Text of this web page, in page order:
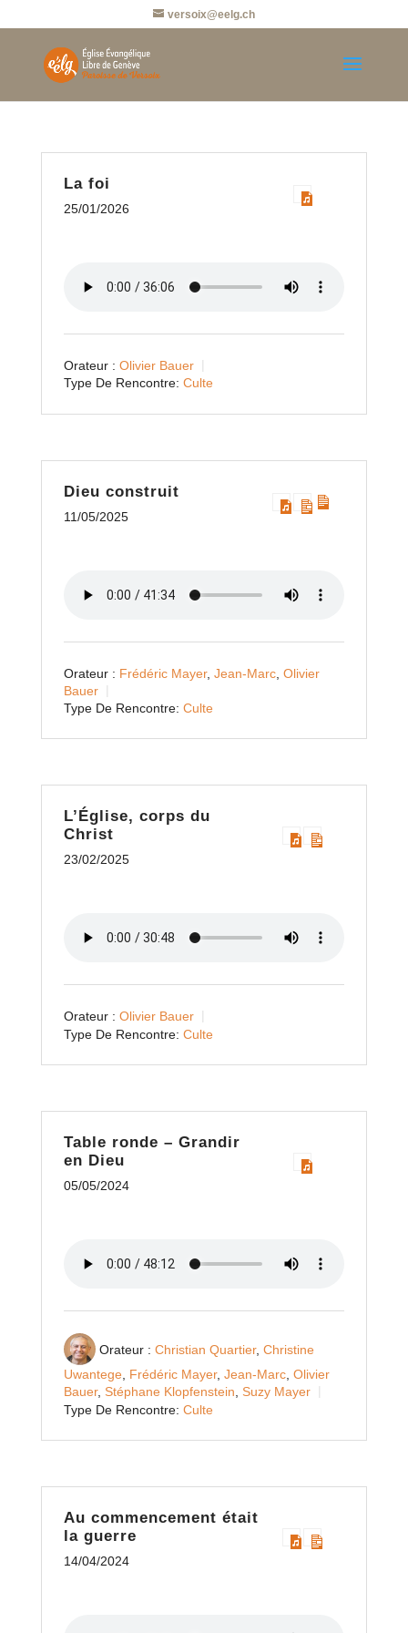
versoix@eelg.ch
La foi
25/01/2026
Orateur : Olivier Bauer
Type De Rencontre: Culte
Dieu construit
11/05/2025
Orateur : Frédéric Mayer, Jean-Marc, Olivier
Bauer
Type De Rencontre: Culte
L’Église, corps du
Christ
23/02/2025
Orateur : Olivier Bauer
Type De Rencontre: Culte
Table ronde – Grandir
en Dieu
05/05/2024
Orateur : Christian Quartier, Christine
Uwantege, Frédéric Mayer, Jean-Marc, Olivier
Bauer, Stéphane Klopfenstein, Suzy Mayer
Type De Rencontre: Culte
Au commencement était
la guerre
14/04/2024